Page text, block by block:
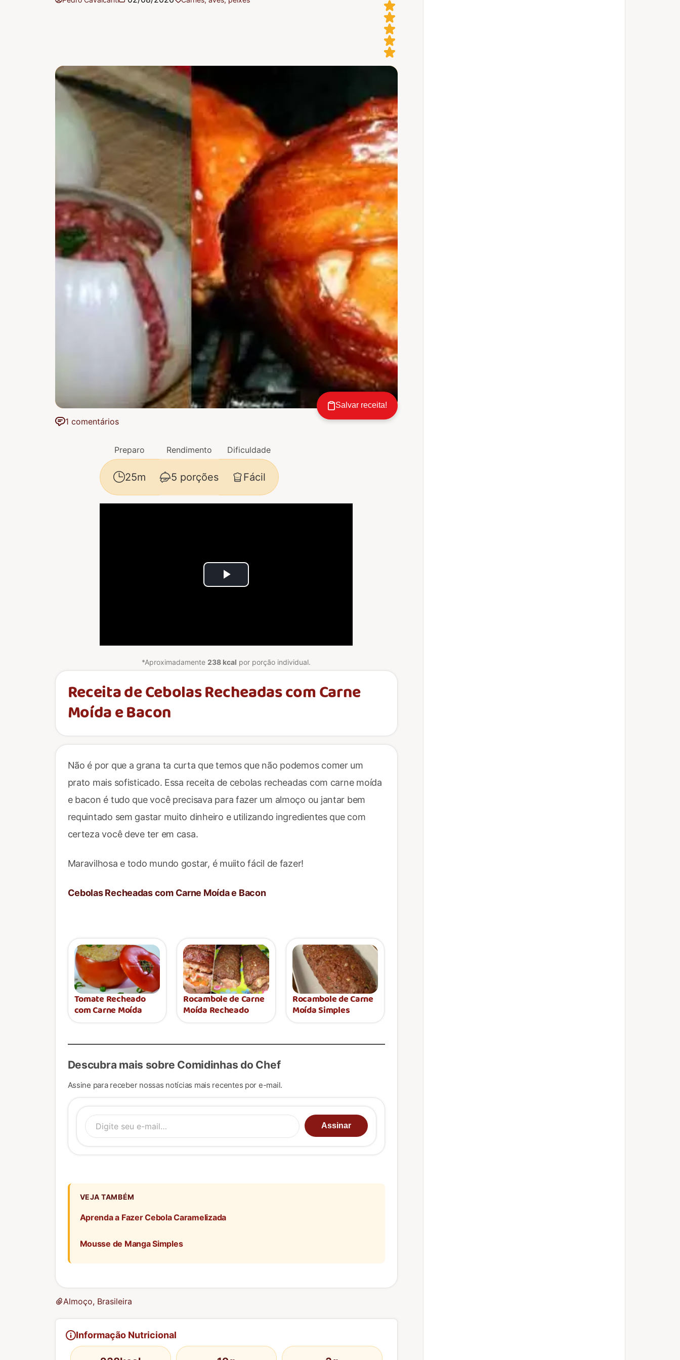
1 comentários
Salvar receita!
Preparo Rendimento Dificuldade
25m 5 porções Fácil
Play
*Aproximadamente 238 kcal por porção individual.
Receita de Cebolas Recheadas com Carne
Moída e Bacon
Não é por que a grana ta curta que temos que não podemos comer um
prato mais sofisticado. Essa receita de cebolas recheadas com carne moída
e bacon é tudo que você precisava para fazer um almoço ou jantar bem
requintado sem gastar muito dinheiro e utilizando ingredientes que com
certeza você deve ter em casa.
Maravilhosa e todo mundo gostar, é muiito fácil de fazer!
Cebolas Recheadas com Carne Moída e Bacon
Tomate Recheado
com Carne Moída
Rocambole de Carne
Moída Recheado
Rocambole de Carne
Moída Simples
Descubra mais sobre Comidinhas do Chef
Assine para receber nossas notícias mais recentes por e-mail.
Digite seu e-mail…
Assinar
VEJA TAMBÉM
Aprenda a Fazer Cebola Caramelizada
Mousse de Manga Simples
Almoço, Brasileira
Informação Nutricional